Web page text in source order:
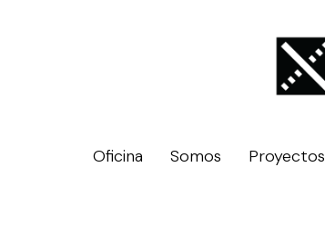
Oficina Somos Proyectos